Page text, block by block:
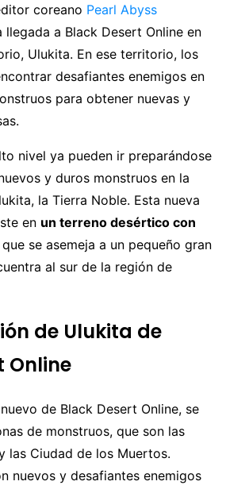
coreano Pearl Abyss
a Black Desert Online en
Ulukita. En ese territorio, los
desafiantes enemigos en
para obtener nuevas y
nivel ya pueden ir preparándose
y duros monstruos en la
la Tierra Noble. Esta nueva
en un terreno desértico con
que se asemeja a un pequeño gran
al sur de la región de
de Ulukita de
Online
de Black Desert Online, se
de monstruos, que son las
las Ciudad de los Muertos.
nuevos y desafiantes enemigos